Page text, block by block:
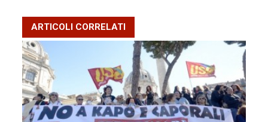
ARTICOLI CORRELATI